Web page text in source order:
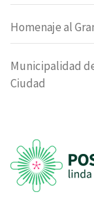
Homenaje al
Municipalidad
Ciudad